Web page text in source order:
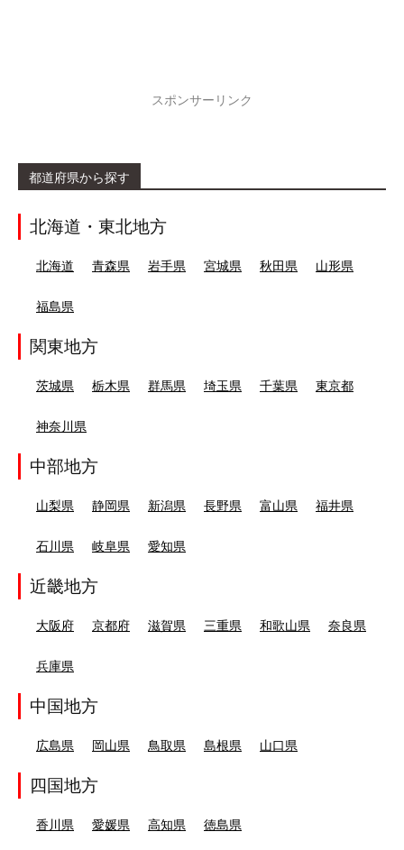
スポンサーリンク
都道府県から探す
北海道・東北地方
北海道 青森県 岩手県 宮城県 秋田県 山形県
福島県
関東地方
茨城県 栃木県 群馬県 埼玉県 千葉県 東京都
神奈川県
中部地方
山梨県 静岡県 新潟県 長野県 富山県 福井県
石川県 岐阜県 愛知県
近畿地方
大阪府 京都府 滋賀県 三重県 和歌山県 奈良県
兵庫県
中国地方
広島県 岡山県 鳥取県 島根県 山口県
四国地方
香川県 愛媛県 高知県 徳島県